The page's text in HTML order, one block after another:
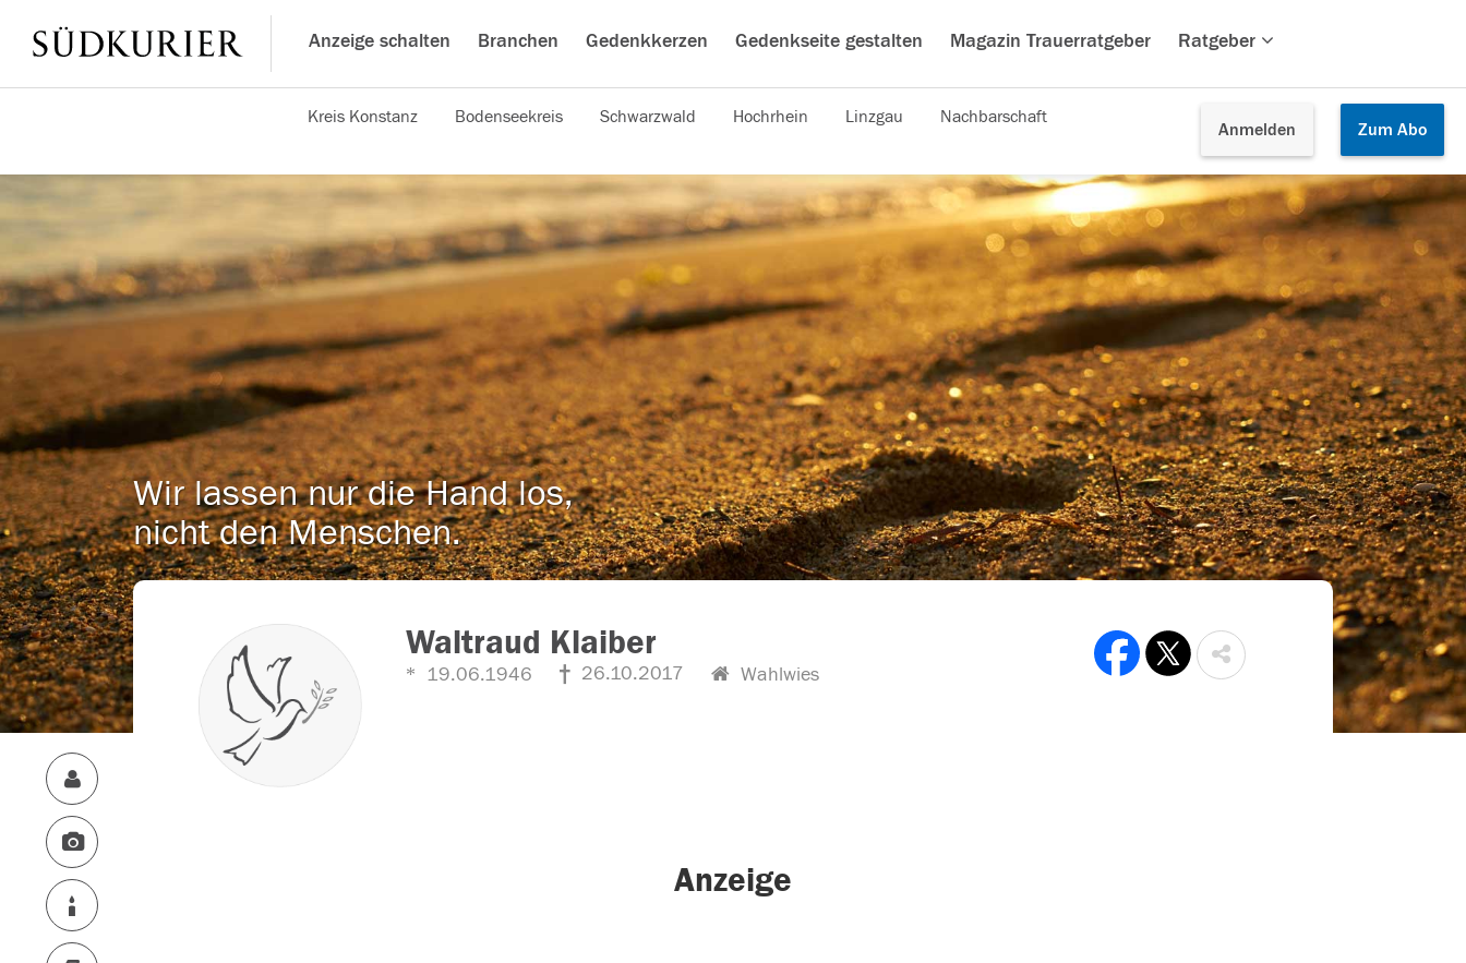
Anzeige schalten Branchen Gedenkkerzen Gedenkseite gestalten Magazin Trauerratgeber Ratgeber
Anmelden Zum Abo
Kreis Konstanz Bodenseekreis Schwarzwald Hochrhein Linzgau Nachbarschaft
Wir lassen nur die Hand los,
nicht den Menschen.
Waltraud Klaiber
19.06.1946 26.10.2017 Wahlwies
Anzeige